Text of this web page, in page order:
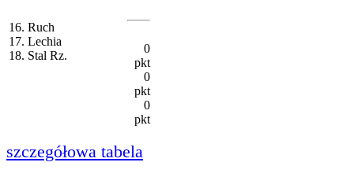
16. Ruch
17. Lechia
18. Stal Rz.
0
pkt
0
pkt
0
pkt
szczegółowa tabela